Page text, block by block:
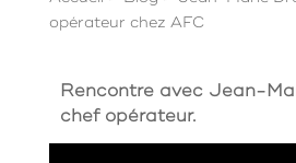
opérateur chez AFC
Rencontre avec Jean-
chef opérateur.